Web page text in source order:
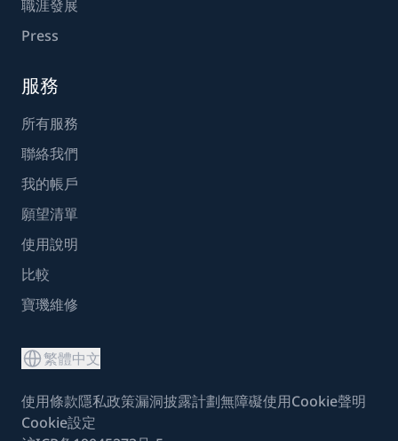
職涯發展
Press
服務
所有服務
聯絡我們
我的帳戶
願望清單
使用說明
比較
寶璣維修
繁體中文
使用條款隱私政策漏洞披露計劃無障礙使用Cookie聲明
Cookie設定